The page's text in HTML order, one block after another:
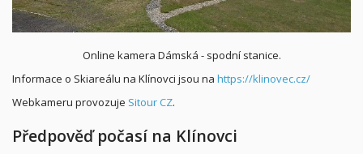
Online kamera Dámská - spodní stanice.
Informace o Skiareálu na Klínovci jsou na https://klinovec.cz/
Webkameru provozuje Sitour CZ.
Předpověď počasí na Klínovci